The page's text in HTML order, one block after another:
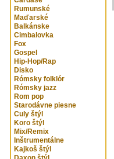
Rumunské
Maďarské
Balkánske
Cimbalovka
Fox
Gospel
Hip-Hop/Rap
Disko
Rómsky folklór
Rómsky jazz
Rom pop
Starodávne piesne
Culy štýl
Koro štýl
Mix/Remix
Inštrumentálne
Kajkoš štýl